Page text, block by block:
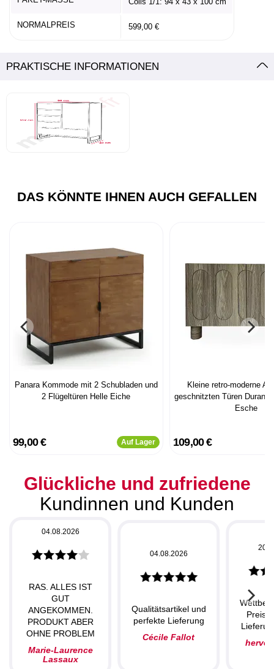
NORMALPREIS 599,00 €
PRAKTISCHE INFORMATIONEN
DAS KÖNNTE IHNEN AUCH GEFALLEN
Panara Kommode mit 2 Schubladen und
2 Flügeltüren Helle Eiche
99,00 € Auf Lager
Kleine retro-moderne
geschnitzten Türen Durand
Esche
109,00 €
Glückliche und zufriedene
Kundinnen und Kunden
04.08.2026
RAS. ALLES IST
GUT
ANGEKOMMEN.
PRODUKT ABER
OHNE PROBLEM
Marie-Laurence
Lassaux
04.08.2026
Qualitätsartikel und
perfekte Lieferung
Cécile Fallot
herve